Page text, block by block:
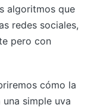
algoritmos que
redes sociales,
pero con
cómo la
simple uva